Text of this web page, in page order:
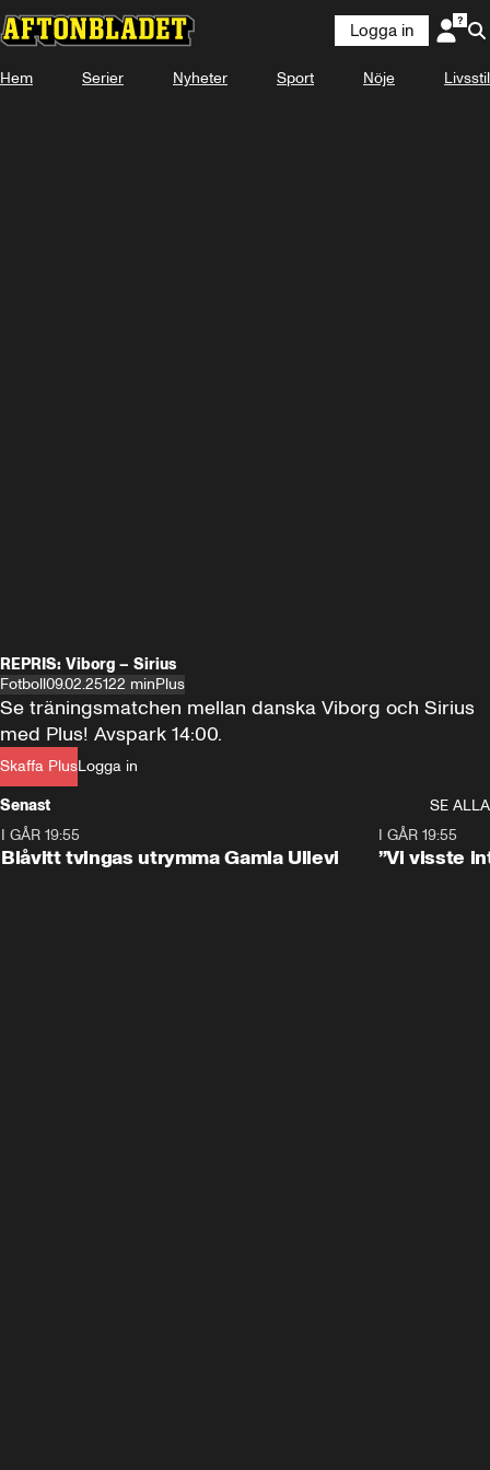
Logga in
Hem Serier Nyheter Sport Nöje Livsstil
REPRIS: Viborg – Sirius
Fotboll09.02.25122 minPlus
Skaffa PlusLogga in
Se träningsmatchen mellan danska Viborg och Sirius
med Plus! Avspark 14:00.
Senast
SE ALLA
I GÅR 19:55
Blåvitt tvingas utrymma Gamla Ullevi
I GÅR 19:55
”Vi visste